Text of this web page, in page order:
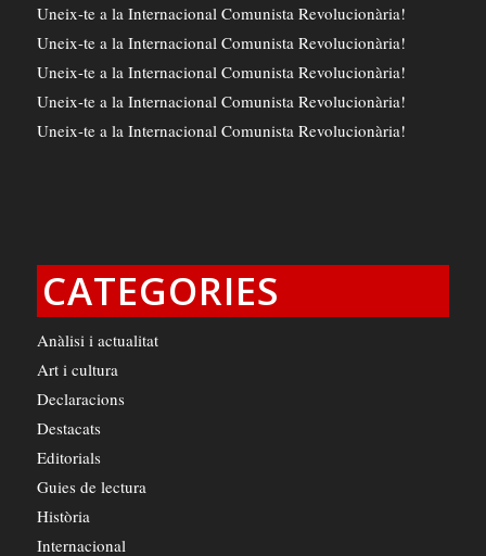
Uneix-te a la Internacional Comunista Revolucionària!
Uneix-te a la Internacional Comunista Revolucionària!
Uneix-te a la Internacional Comunista Revolucionària!
Uneix-te a la Internacional Comunista Revolucionària!
Uneix-te a la Internacional Comunista Revolucionària!
CATEGORIES
Anàlisi i actualitat
Art i cultura
Declaracions
Destacats
Editorials
Guies de lectura
Història
Internacional